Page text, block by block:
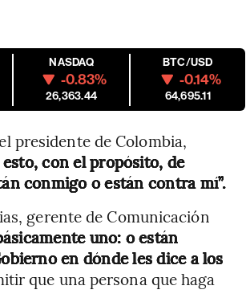
NASDAQ
-0.83%
26,363.44
BTC/USD
-0.14%
64,695.11
presidente de Colombia,
esto, con el propósito, de
conmigo o están contra mí”.
gerente de Comunicación
uno: o están
en dónde les dice a los
que una persona que haga